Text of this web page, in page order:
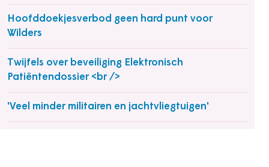
Hoofddoekjesverbod geen hard punt voor
Wilders
Twijfels over beveiliging Elektronisch
Patiëntendossier <br />
'Veel minder militairen en jachtvliegtuigen'